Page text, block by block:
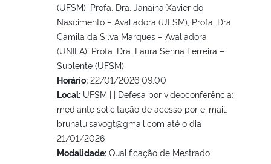
(UFSM); Profa. Dra. Janaína Xavier do
Nascimento – Avaliadora (UFSM); Profa. Dra.
Camila da Silva Marques – Avaliadora
(UNILA); Profa. Dra. Laura Senna Ferreira –
Suplente (UFSM)
Horário: 22/01/2026 09:00
Local: UFSM | | Defesa por videoconferência:
mediante solicitação de acesso por e-mail:
brunaluisavogt@gmail.com até o dia
21/01/2026
Modalidade: Qualificação de Mestrado